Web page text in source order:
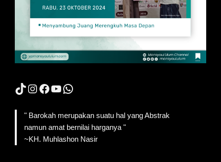
TikTok
Instagram
Facebook
YouTube
WhatsApp
" Barokah merupakan suatu hal yang Abstrak
namun amat bernilai harganya "
~KH. Muhlashon Nasir